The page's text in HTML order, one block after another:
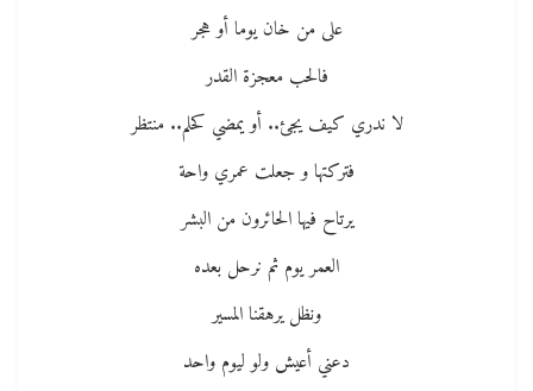
على من خان يوما أو هجر
فالحب معجزة القدر
لا ندري كيف يجئ.. أو يمضي كحلم.. منتظر
فتركتها و جعلت عمري واحة
يرتاح فيها الحائرون من البشر
العمر يوم ثم نرحل بعده
ونظل يرهقنا المسير
دعني أعيش ولو ليوم واحد